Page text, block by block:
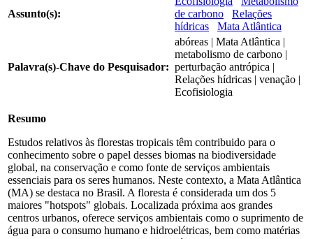
Assunto(s):
de carbono
Relações
hídricas
Mata Atlântica
Palavra(s)-Chave do Pesquisador:
abóreas | Mata Atlântica |
metabolismo de carbono |
perturbação antrópica |
Relações hídricas | venação |
Ecofisiologia
Resumo
Estudos relativos às florestas tropicais têm contribuido para o
conhecimento sobre o papel desses biomas na biodiversidade
global, na conservação e como fonte de serviços ambientais
essenciais para os seres humanos. Neste contexto, a Mata Atlântica
(MA) se destaca no Brasil. A floresta é considerada um dos 5
maiores "hotspots" globais. Localizada próxima aos grandes
centros urbanos, oferece serviços ambientais como o suprimento de
água para o consumo humano e hidroelétricas, bem como matérias